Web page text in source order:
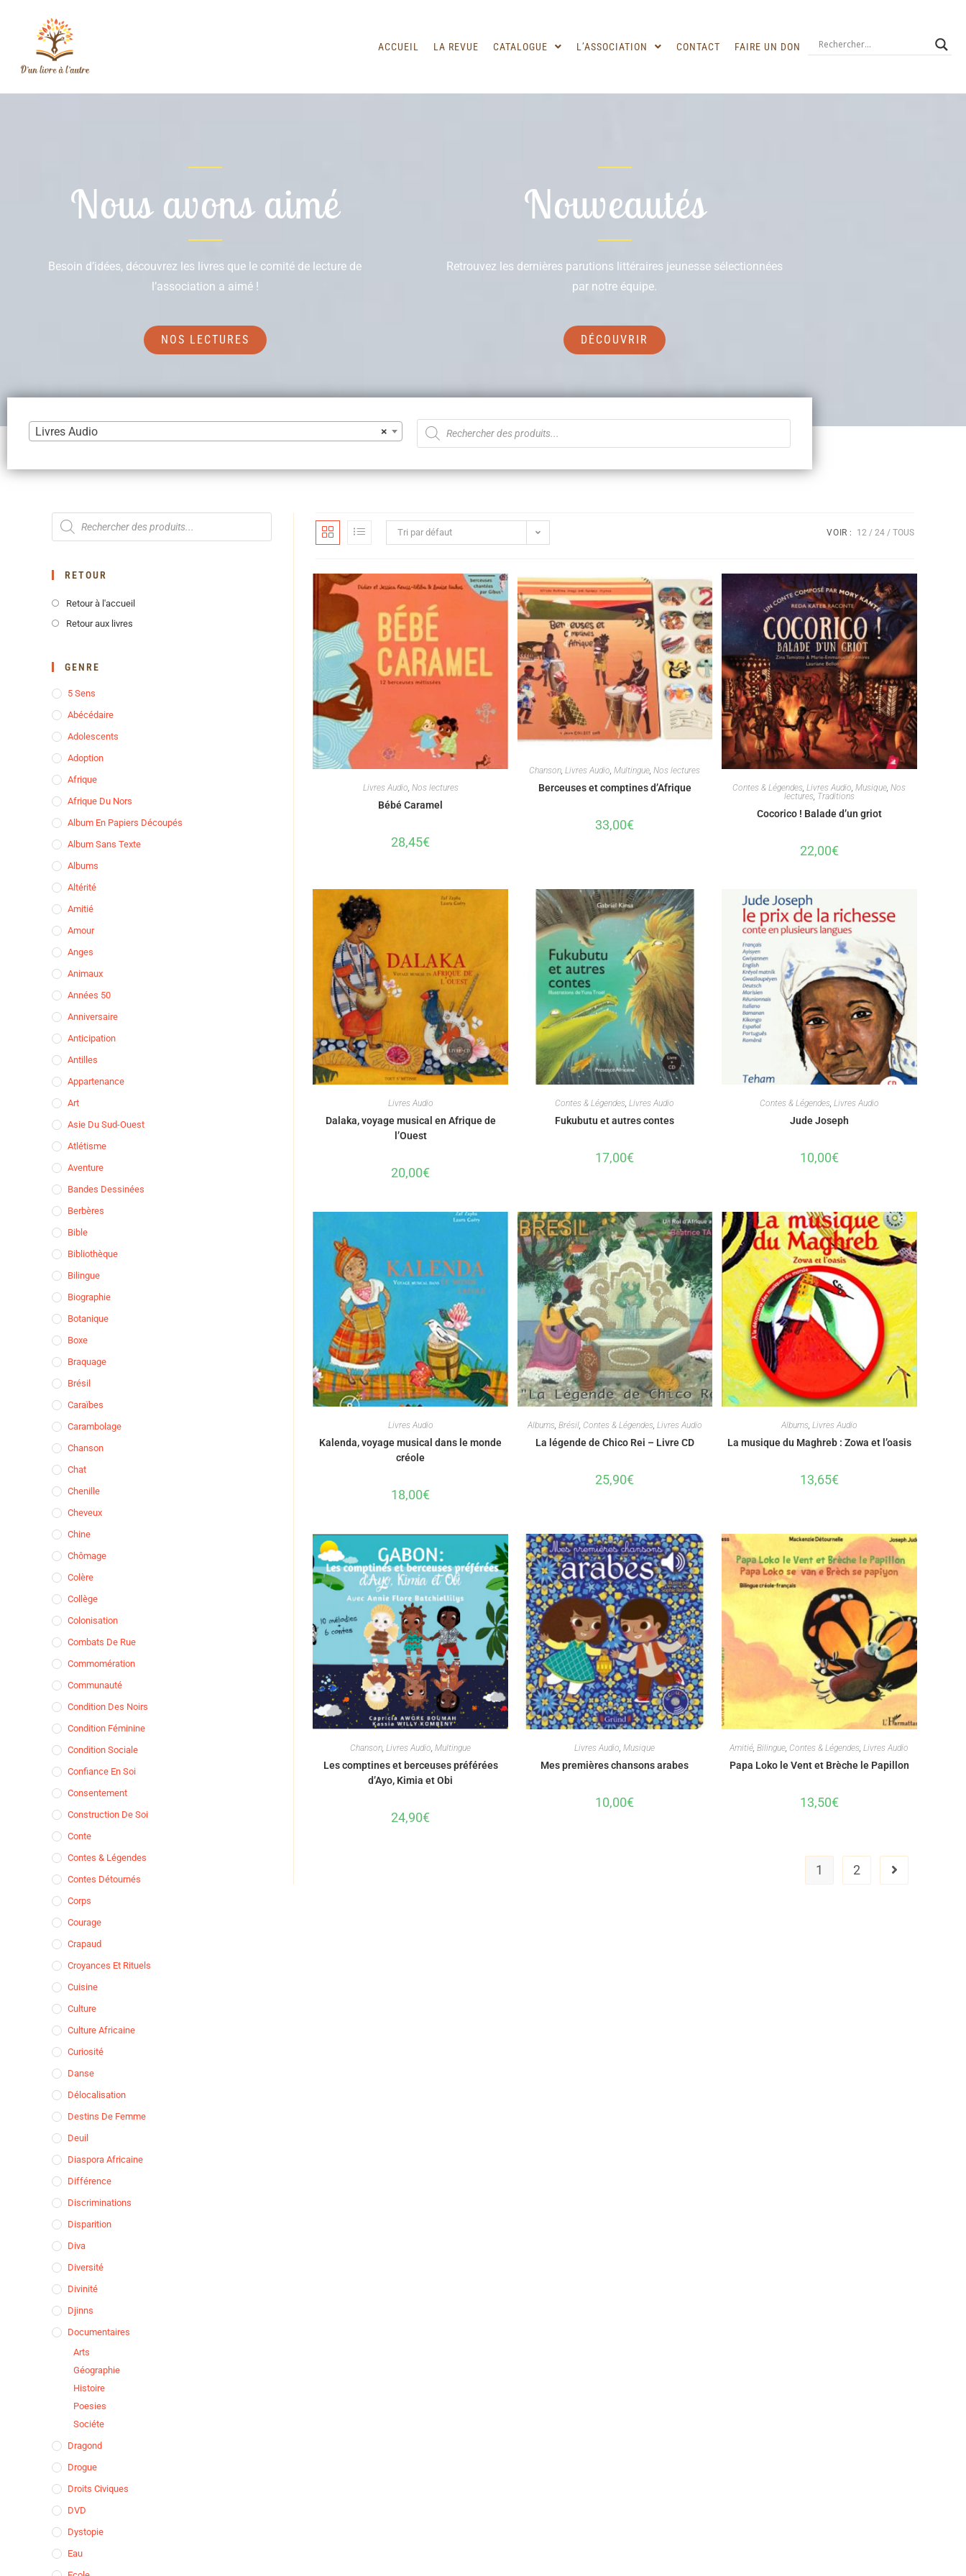
ACCUEIL LA REVUE CATALOGUE L’ASSOCIATION CONTACT FAIRE UN DON
Nous avons aimé
Besoin d’idées, découvrez les livres que le comité de lecture de
l’association a aimé !
NOS LECTURES
Nouveautés
Retrouvez les dernières parutions littéraires jeunesse sélectionnées
par notre équipe.
DÉCOUVRIR
×
Livres Audio
Tri par défaut VOIR : 12 24 TOUS
Livres Audio Nos lectures
Bébé Caramel
28,45€
Chanson,Livres Audio,Multingue,Nos lectures
Berceuses et comptines d’Afrique
33,00€
Contes & Légendes ,Livres Audio ,Musique ,Nos
lectures, Traditions
Cocorico ! Balade d’un griot
22,00€
Livres Audio
Dalaka, voyage musical en Afrique de
l’Ouest
20,00€
Contes & Légendes,Livres Audio
Fukubutu et autres contes
17,00€
Contes & Légendes, Livres Audio
Jude Joseph
10,00€
Livres Audio
Kalenda, voyage musical dans le monde
créole
18,00€
Albums, Brésil, Contes & Légendes, Livres Audio
La légende de Chico Rei – Livre CD
25,90€
Albums, Livres Audio
La musique du Maghreb : Zowa et l’oasis
13,65€
Chanson ,Livres Audio ,Multingue
Les comptines et berceuses préférées
d’Ayo, Kimia et Obi
24,90€
Livres Audio ,Musique
Mes premières chansons arabes
10,00€
Amitié ,Bilingue Contes & Légendes ,Livres Audio
Papa Loko le Vent et Brèche le Papillon
13,50€
1 2
RETOUR
Retour à l'accueil
Retour aux livres
GENRE
5 Sens
Abécédaire
Adolescents
Adoption
Afrique
Afrique Du Nors
Album En Papiers Découpés
Album Sans Texte
Albums
Altérité
Amitié
Amour
Anges
Animaux
Années 50
Anniversaire
Anticipation
Antilles
Appartenance
Art
Asie Du Sud-Ouest
Atlétisme
Aventure
Bandes Dessinées
Berbères
Bible
Bibliothèque
Bilingue
Biographie
Botanique
Boxe
Braquage
Brésil
Caraïbes
Carambolage
Chanson
Chat
Chenille
Cheveux
Chine
Chômage
Colère
Collège
Colonisation
Combats De Rue
Commomération
Communauté
Condition Des Noirs
Condition Féminine
Condition Sociale
Confiance En Soi
Consentement
Construction De Soi
Conte
Contes & Légendes
Contes Détournés
Corps
Courage
Crapaud
Croyances Et Rituels
Cuisine
Culture
Culture Africaine
Curiosité
Danse
Délocalisation
Destins De Femme
Deuil
Diaspora Africaine
Différence
Discriminations
Disparition
Diva
Diversité
Divinité
Djinns
Documentaires
Arts
Géographie
Histoire
Poesies
Sociéte
Dragond
Drogue
Droits Civiques
DVD
Dystopie
Eau